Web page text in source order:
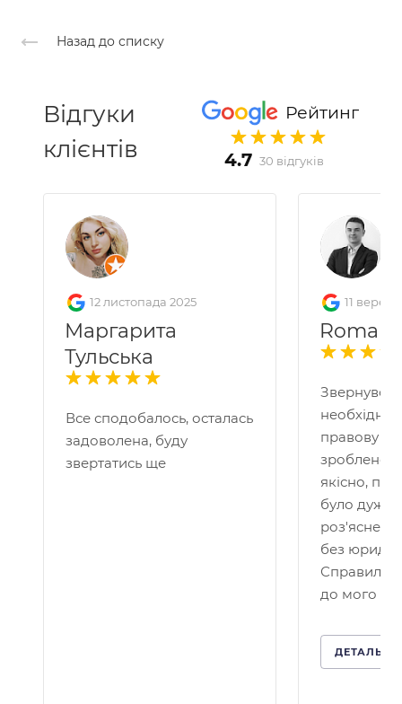
Назад до списку
Рейтинг
4.7 30 відгуків
Відгуки
клієнтів
12 листопада 2025
Маргарита
Тульська
Все сподобалось, осталась
задоволена, буду
звертатись ще
11
Roman
Звернувся
правову
зроблено
якісно,
було дуже
роз'яснено
без
Справило
до мого